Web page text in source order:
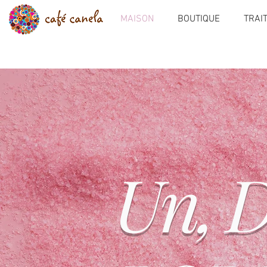
MAISON BOUTIQUE
Un,